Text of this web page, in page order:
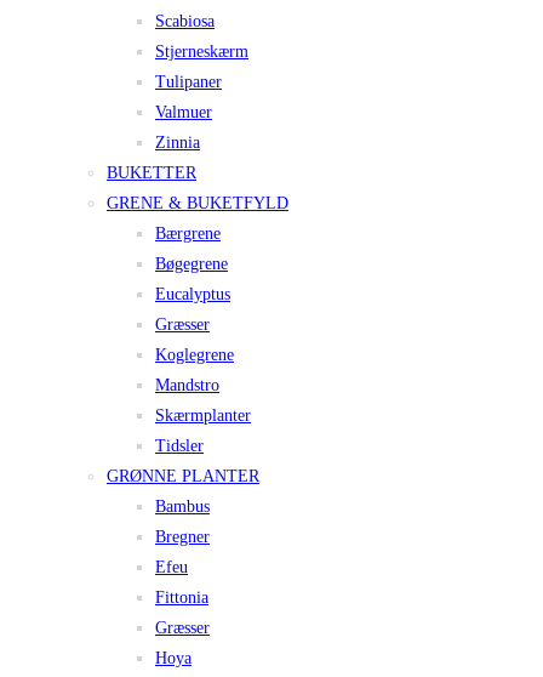
Scabiosa
Stjerneskærm
Tulipaner
Valmuer
Zinnia
BUKETTER
GRENE & BUKETFYLD
Bærgrene
Bøgegrene
Eucalyptus
Græsser
Koglegrene
Mandstro
Skærmplanter
Tidsler
GRØNNE PLANTER
Bambus
Bregner
Efeu
Fittonia
Græsser
Hoya